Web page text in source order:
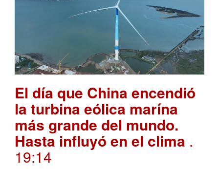
El día que China encendió
la turbina eólica marína
más grande del mundo.
Hasta influyó en el clima .
19:14